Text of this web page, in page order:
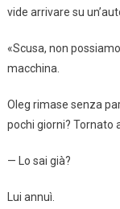
vide arrivare su
«Scusa, non
macchina.
Oleg rimase senza
pochi giorni? Tornato
— Lo sai già?
Lui annuì.